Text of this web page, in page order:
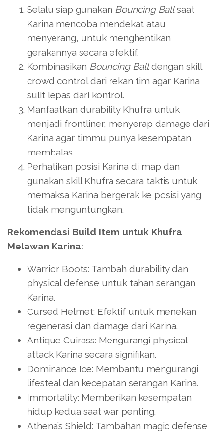
Selalu siap gunakan Bouncing Ballsaat
Karina mencoba mendekat atau
menyerang, untuk menghentikan
gerakannya secara efektif.
Kombinasikan Bouncing Balldengan skill
crowd control dari rekan tim agar Karina
sulit lepas dari kontrol.
Manfaatkan durability Khufra untuk
menjadi frontliner, menyerap damage dari
Karina agar timmu punya kesempatan
membalas.
Perhatikan posisi Karina di map dan
gunakan skill Khufra secara taktis untuk
memaksa Karina bergerak ke posisi yang
tidak menguntungkan.
Rekomendasi Build Item untuk Khufra
Melawan Karina:
Warrior Boots: Tambah durability dan
physical defense untuk tahan serangan
Karina.
Cursed Helmet: Efektif untuk menekan
regenerasi dan damage dari Karina.
Antique Cuirass: Mengurangi physical
attack Karina secara signifikan.
Dominance Ice: Membantu mengurangi
lifesteal dan kecepatan serangan Karina.
Immortality: Memberikan kesempatan
hidup kedua saat war penting.
Athena’s Shield: Tambahan magic defense